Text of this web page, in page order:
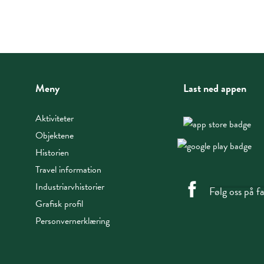
Meny
Aktiviteter
Objektene
Historien
Travel information
Industriarvhistorier
Grafisk profil
Personvernerklæring
Last ned appen
Følg oss på